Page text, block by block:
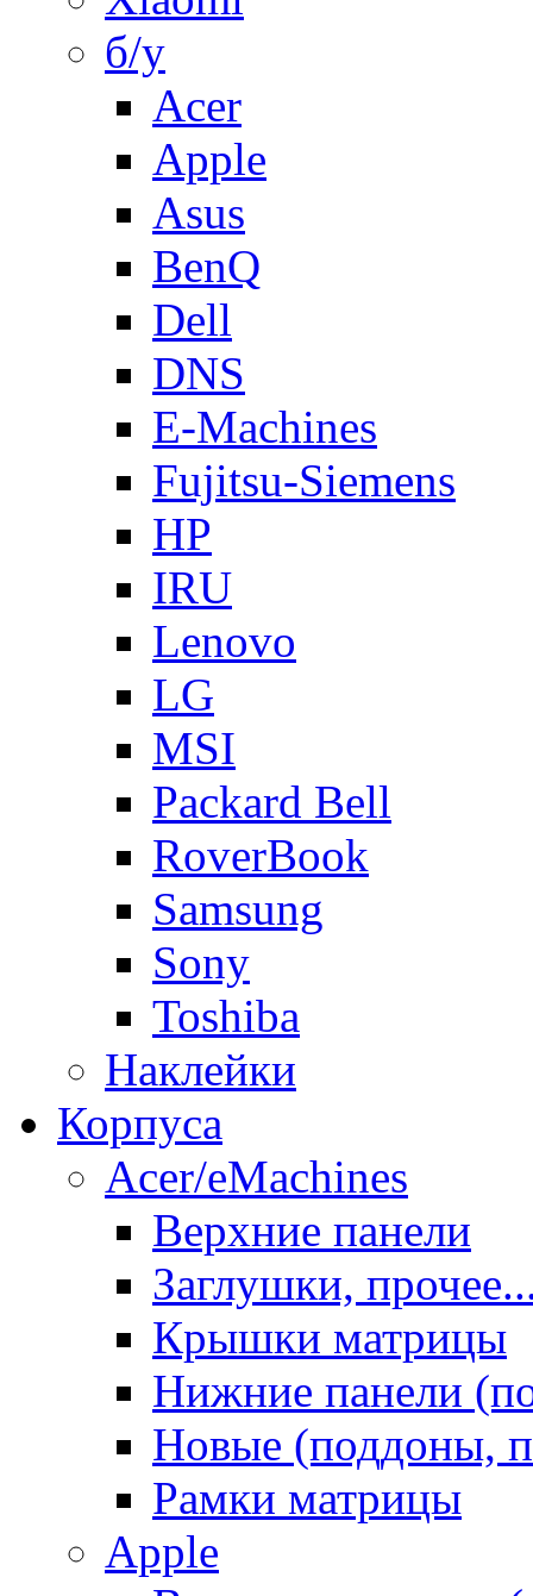
б/у
Acer
Apple
Asus
BenQ
Dell
DNS
E-Machines
Fujitsu-Siemens
HP
IRU
Lenovo
LG
MSI
Packard Bell
RoverBook
Samsung
Sony
Toshiba
Наклейки
Корпуса
Acer/eMachines
Верхние панели
Заглушки,
Крышки матрицы
Нижние панели
Новые (поддоны,
Рамки матрицы
Apple